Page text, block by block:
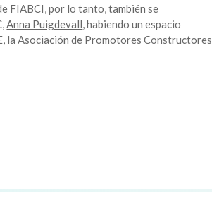
FIABCI, por lo tanto, también se
Anna Puigdevall, habiendo un espacio
la Asociación de Promotores Constructores